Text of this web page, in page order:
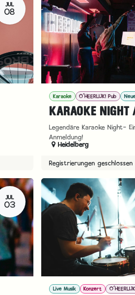
JUL
08
Karaoke O´HEERLIJK! Pub
KARAOKE
Legendäre Karaoke Night-
Anmeldung!
Heidelberg
Registrierungen geschlossen
JUL
03
Live Musik Konzert